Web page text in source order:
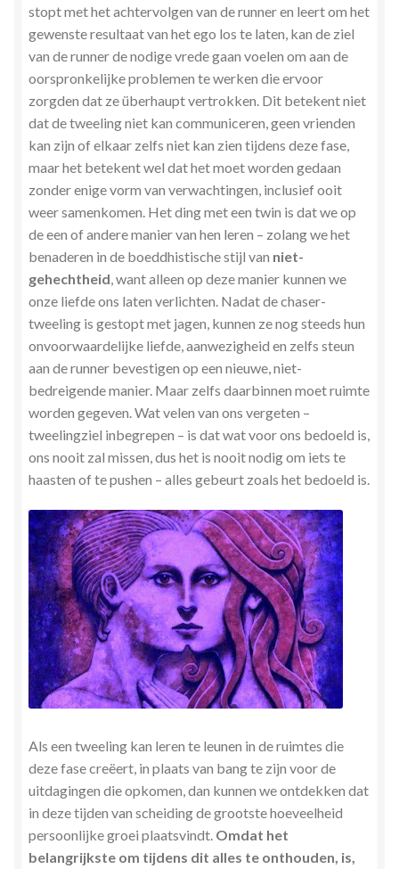
stopt met het achtervolgen van de runner en leert om het
gewenste resultaat van het ego los te laten, kan de ziel
van de runner de nodige vrede gaan voelen om aan de
oorspronkelijke problemen te werken die ervoor
zorgden dat ze überhaupt vertrokken. Dit betekent niet
dat de tweeling niet kan communiceren, geen vrienden
kan zijn of elkaar zelfs niet kan zien tijdens deze fase,
maar het betekent wel dat het moet worden gedaan
zonder enige vorm van verwachtingen, inclusief ooit
weer samenkomen. Het ding met een twin is dat we op
de een of andere manier van hen leren – zolang we het
benaderen in de boeddhistische stijl van niet-
gehechtheid , want alleen op deze manier kunnen we
onze liefde ons laten verlichten. Nadat de chaser-
tweeling is gestopt met jagen, kunnen ze nog steeds hun
onvoorwaardelijke liefde, aanwezigheid en zelfs steun
aan de runner bevestigen op een nieuwe, niet-
bedreigende manier. Maar zelfs daarbinnen moet ruimte
worden gegeven. Wat velen van ons vergeten –
tweelingziel inbegrepen – is dat wat voor ons bedoeld is,
ons nooit zal missen, dus het is nooit nodig om iets te
haasten of te pushen – alles gebeurt zoals het bedoeld is.
Als een tweeling kan leren te leunen in de ruimtes die
deze fase creëert, in plaats van bang te zijn voor de
uitdagingen die opkomen, dan kunnen we ontdekken dat
in deze tijden van scheiding de grootste hoeveelheid
persoonlijke groei plaatsvindt. Omdat het
belangrijkste om tijdens dit alles te onthouden, is,